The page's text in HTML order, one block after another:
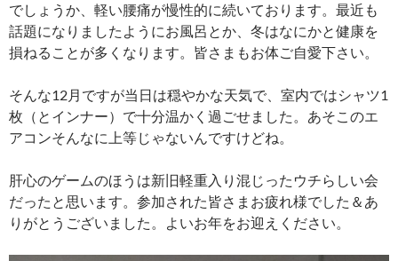
でしょうか、軽い腰痛が慢性的に続いております。最近も
話題になりましたようにお風呂とか、冬はなにかと健康を
損ねることが多くなります。皆さまもお体ご自愛下さい。
そんな12月ですが当日は穏やかな天気で、室内ではシャツ1
枚（とインナー）で十分温かく過ごせました。あそこのエ
アコンそんなに上等じゃないんですけどね。
肝心のゲームのほうは新旧軽重入り混じったウチらしい会
だったと思います。参加された皆さまお疲れ様でした＆あ
りがとうございました。よいお年をお迎えください。